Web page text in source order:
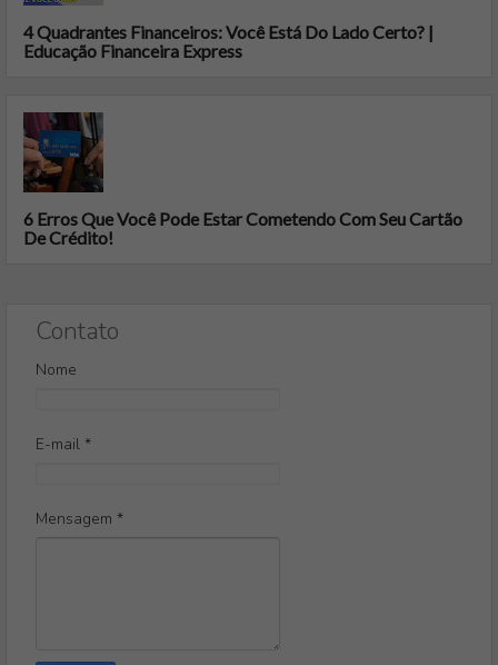
4 Quadrantes Financeiros: Você Está Do Lado Certo? |
Educação Financeira Express
6 Erros Que Você Pode Estar Cometendo Com Seu Cartão
De Crédito!
Contato
Nome
E-mail *
Mensagem *